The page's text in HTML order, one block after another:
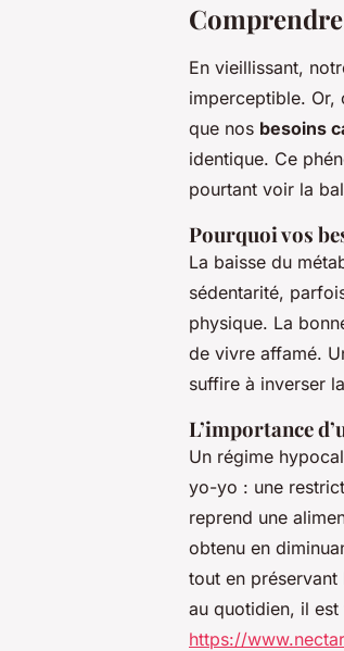
En vieillissant,
imperceptible. Or,
que nos besoins
identique. Ce
pourtant voir la
Pourquoi vos
La baisse du
sédentarité,
physique. La
de vivre affamé.
suffire à inverser
L’importance
Un régime
yo-yo : une
reprend une
obtenu en
tout en préservant
au quotidien, il
https://